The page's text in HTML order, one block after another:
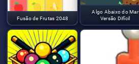
Fusão de Frutas 2048
Algo Abaixo do Mar
Versão Difícil